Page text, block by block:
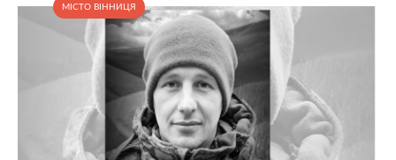
МІСТО ВІННИЦЯ